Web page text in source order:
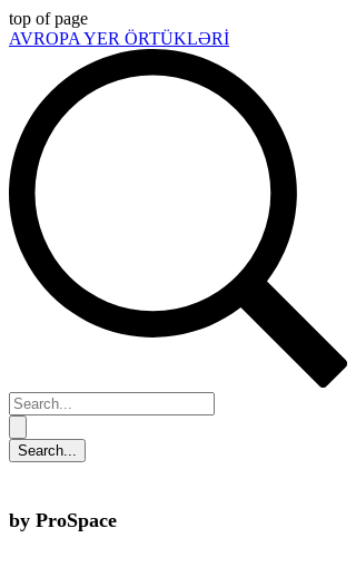
top of page
AVROPA YER ÖRTÜKLƏRİ
by ProSpace